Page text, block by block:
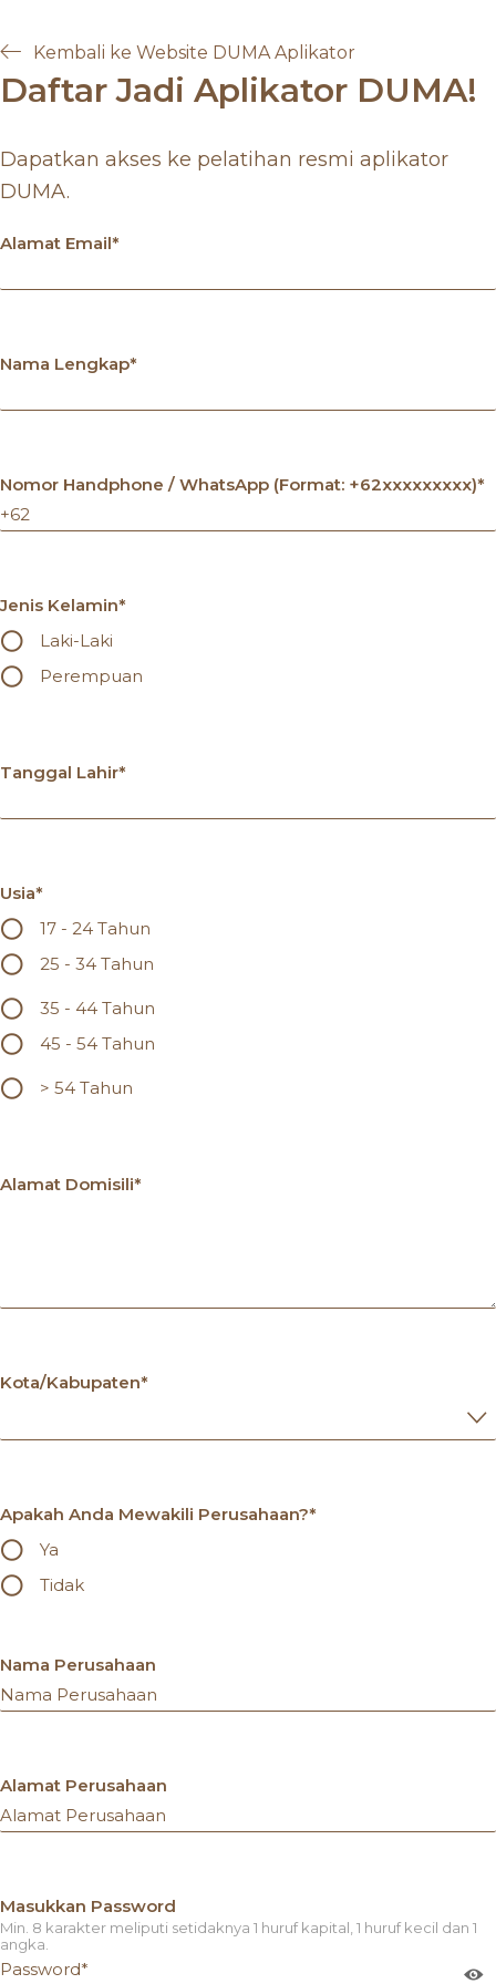
to
main
Kembali ke Website DUMA Aplikator
Daftar Jadi Aplikator DUMA!
Dapatkan akses ke pelatihan resmi aplikator
DUMA.
Alamat Email*
Nama Lengkap*
Nomor Handphone / WhatsApp (Format: +62xxxxxxxxx)*
Jenis Kelamin*
Laki-Laki
Perempuan
Tanggal Lahir*
Usia*
17 - 24 Tahun
25 - 34 Tahun
35 - 44 Tahun
45 - 54 Tahun
> 54 Tahun
Alamat Domisili*
Kota/Kabupaten*
Apakah Anda Mewakili Perusahaan?*
Ya
Tidak
Nama Perusahaan
Alamat Perusahaan
Masukkan Password
Min. 8 karakter meliputi setidaknya 1 huruf kapital, 1 huruf kecil dan 1
angka.